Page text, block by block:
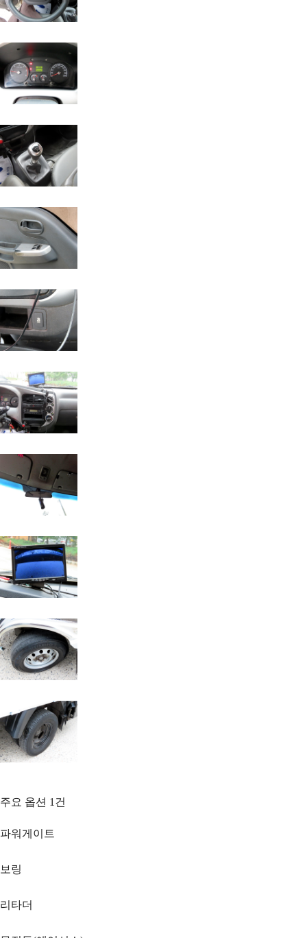
주요 옵션 1 건
파워게이트
보링
리타더